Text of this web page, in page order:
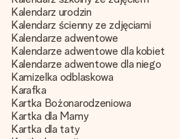
Kalendarz urodzin
Kalendarz ścienny ze zdjęciami
Kalendarze adwentowe
Kalendarze adwentowe dla kobiet
Kalendarze adwentowe dla niego
Kamizelka odblaskowa
Karafka
Kartka Bożonarodzeniowa
Kartka dla Mamy
Kartka dla taty